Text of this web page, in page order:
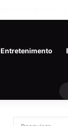
Entretenimento